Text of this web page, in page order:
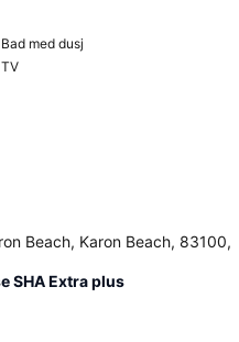
Bad med dusj
TV
Beach, Karon Beach, 83100,
SHA Extra plus